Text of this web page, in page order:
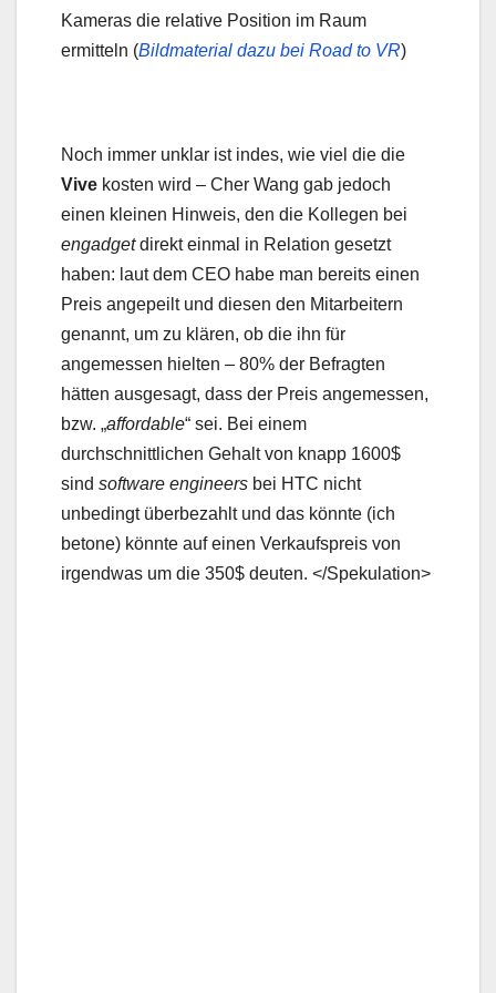
Kameras die relative Position im Raum
ermitteln (Bildmaterial dazu bei Road to VR)
Noch immer unklar ist indes, wie viel die die
Vive kosten wird – Cher Wang gab jedoch
einen kleinen Hinweis, den die Kollegen bei
engadgetdirekt einmal in Relation gesetzt
haben: laut dem CEO habe man bereits einen
Preis angepeilt und diesen den Mitarbeitern
genannt, um zu klären, ob die ihn für
angemessen hielten – 80% der Befragten
hätten ausgesagt, dass der Preis angemessen,
bzw. „affordable“ sei. Bei einem
durchschnittlichen Gehalt von knapp 1600$
sind software engineers bei HTC nicht
unbedingt überbezahlt und das könnte (ich
betone) könnte auf einen Verkaufspreis von
irgendwas um die 350$ deuten. </Spekulation>